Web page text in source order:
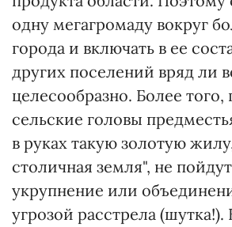
одну мегагромаду вокруг
города и включать в ее
других поселений вряд ли
целесообразно. Более того,
сельские головы
в руках такую золотую
столичная земля", не
укрупнение или
угрозой расстрела (шутка!).